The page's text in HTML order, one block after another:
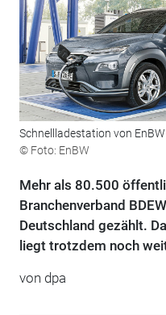
Schnellladestation von EnBW
© Foto: EnBW
Mehr als 80.500
Branchenverband
Deutschland gezählt.
liegt trotzdem noch
von dpa